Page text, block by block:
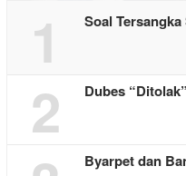
1 Soal
2 Dubes
Byarpet dan